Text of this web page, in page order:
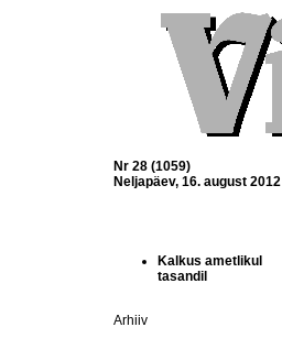
Nr 28 (1059)
Neljapäev, 16. august 2012
Kalkus ametlikul
tasandil
Arhiiv